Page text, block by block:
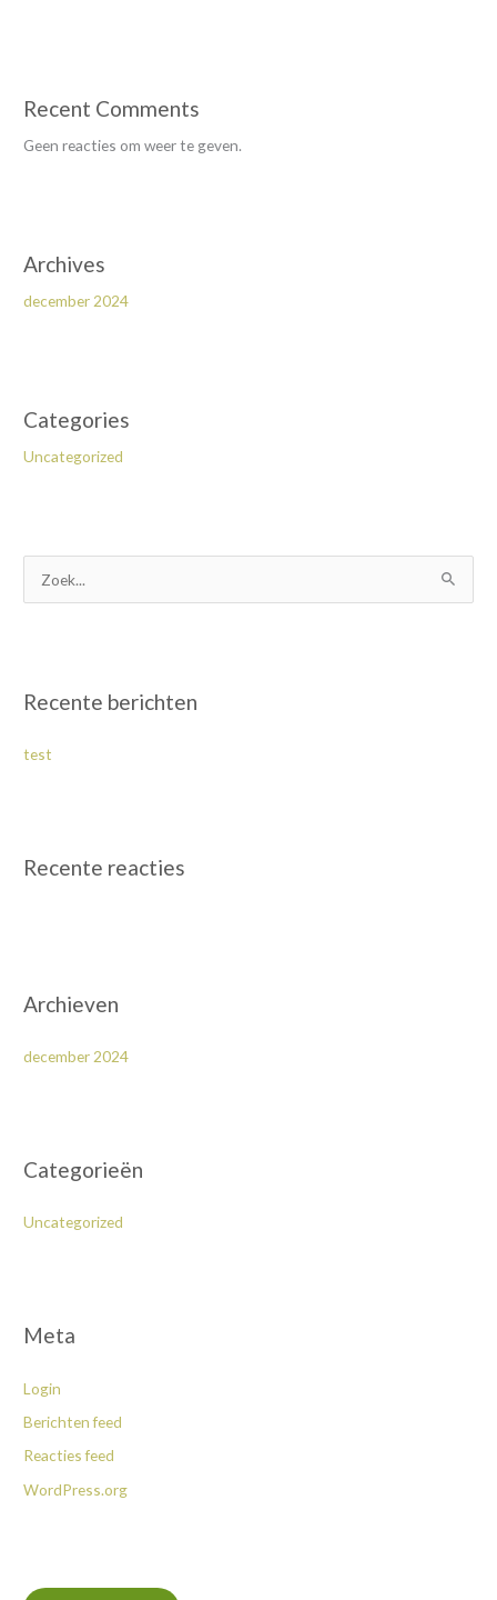
Recent Comments
Geen reacties om weer te geven.
Archives
december 2024
Categories
Uncategorized
n
a
Recente berichten
test
Recente reacties
Archieven
december 2024
Categorieën
Uncategorized
Meta
Login
Berichten feed
Reacties feed
WordPress.org